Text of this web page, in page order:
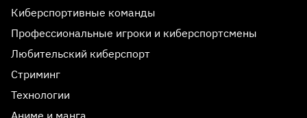
Киберспортивные команды
Профессиональные игроки и киберспортсмены
Любительский киберспорт
Стриминг
Технологии